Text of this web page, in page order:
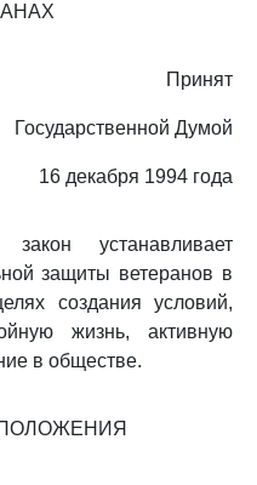
Принят
Государственной Думой
16 декабря 1994 года
устанавливает
защиты ветеранов в
создания условий,
жизнь, активную
в обществе.
ПОЛОЖЕНИЯ